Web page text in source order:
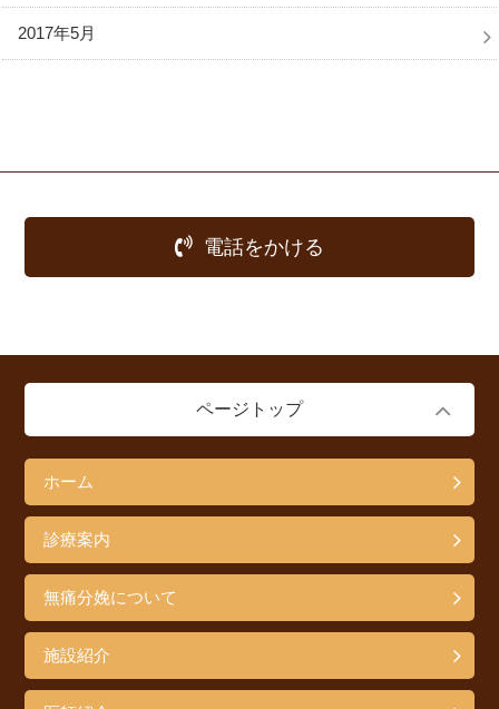
2017年5月
電話をかける
ページトップ
ホーム
診療案内
無痛分娩について
施設紹介